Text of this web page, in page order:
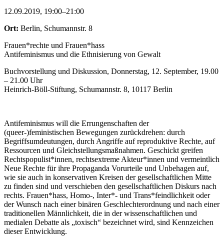
12.09.2019, 19:00–21:00
Ort: Berlin, Schumannstr. 8
Frauen*rechte und Frauen*hass
Antifeminismus und die Ethnisierung von Gewalt
Buchvorstellung und Diskussion, Donnerstag, 12. September, 19.00
– 21.00 Uhr
Heinrich-Böll-Stiftung, Schumannstr. 8, 10117 Berlin
Antifeminismus will die Errungenschaften der
(queer-)feministischen Bewegungen zurückdrehen: durch
Begriffsumdeutungen, durch Angriffe auf reproduktive Rechte, auf
Ressourcen und Gleichstellungsmaßnahmen. Geschickt greifen
Rechtspopulist*innen, rechtsextreme Akteur*innen und vermeintlich
Neue Rechte für ihre Propaganda Vorurteile und Unbehagen auf,
wie sie auch in konservativen Kreisen der gesellschaftlichen Mitte
zu finden sind und verschieben den gesellschaftlichen Diskurs nach
rechts. Frauen*hass, Homo-, Inter*- und Trans*feindlichkeit oder
der Wunsch nach einer binären Geschlechterordnung und nach einer
traditionellen Männlichkeit, die in der wissenschaftlichen und
medialen Debatte als „toxisch“ bezeichnet wird, sind Kennzeichen
dieser Entwicklung.